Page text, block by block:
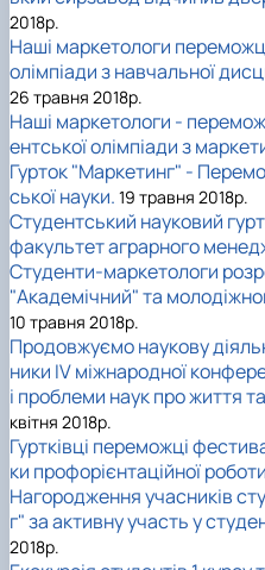
2018р.
Наші маркетологи
олімпіади з навчальної
26 травня 2018р.
Наші маркетологи -
ентської олімпіади з
Гурток "Маркетинг" -
ської науки. 19 травня 2018р.
Студентський науковий
факультет аграрного
Студенти-маркетологи
"Академічний" та
10 травня 2018р.
Продовжуємо наукову
ники IV міжнародної
і проблеми наук про життя
квітня 2018р.
Гуртківці переможці
ки профорієнтаційної
Нагородження учасників
г" за активну участь у
2018р.